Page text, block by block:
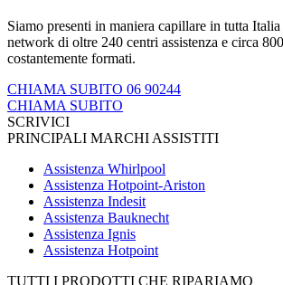
Siamo presenti in maniera capillare in tutta
network di oltre 240 centri assistenza e circa
costantemente formati.
CHIAMA SUBITO 06 90244
CHIAMA SUBITO
SCRIVICI
PRINCIPALI MARCHI ASSISTITI
Assistenza Whirlpool
Assistenza Hotpoint-Ariston
Assistenza Indesit
Assistenza Bauknecht
Assistenza Ignis
Assistenza Hotpoint
TUTTI I PRODOTTI CHE RIPARIAMO